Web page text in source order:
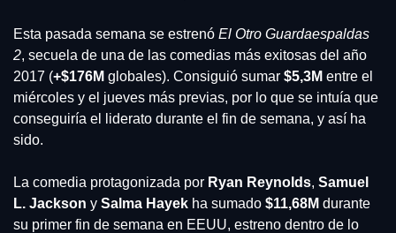
Esta pasada semana se estrenó El Otro Guardaespaldas
2, secuela de una de las comedias más exitosas del año
2017 (+$176M globales). Consiguió sumar $5,3M entre el
miércoles y el jueves más previas, por lo que se intuía que
conseguiría el liderato durante el fin de semana, y así ha
sido.
La comedia protagonizada por Ryan Reynolds, Samuel
L. Jackson y Salma Hayek ha sumado $11,68M durante
su primer fin de semana en EEUU, estreno dentro de lo